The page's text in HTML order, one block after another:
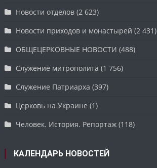
Новости отделов (2 623)
Новости приходов и монастырей (2 431)
ОБЩЕЦЕРКОВНЫЕ НОВОСТИ (488)
Служение митрополита (1 756)
Служение Патриарха (397)
Церковь на Украине (1)
Человек. История. Репортаж (118)
КАЛЕНДАРЬ НОВОСТЕЙ